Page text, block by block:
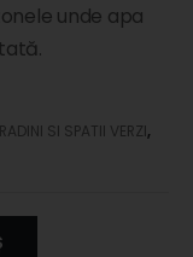
unde apa
SI SPATII VERZI,